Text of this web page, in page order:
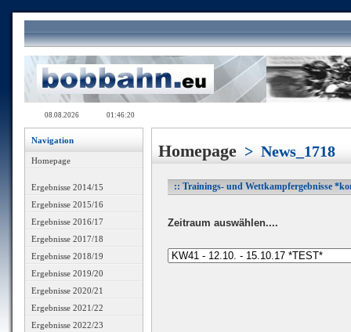
Navigation
Homepage
Ergebnisse 2014/15
Ergebnisse 2015/16
Ergebnisse 2016/17
Ergebnisse 2017/18
Ergebnisse 2018/19
Ergebnisse 2019/20
Ergebnisse 2020/21
Ergebnisse 2021/22
Ergebnisse 2022/23
Homepage > News_1718
:: Trainings- und Wettkampfergebnisse
Zeitraum auswählen....